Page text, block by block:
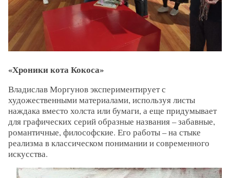
«Хроники кота Кокоса»
Владислав Моргунов экспериментирует с
художественными материалами, используя листы
наждака вместо холста или бумаги, а еще придумывает
для графических серий образные названия – забавные,
романтичные, философские. Его работы – на стыке
реализма в классическом понимании и современного
искусства.